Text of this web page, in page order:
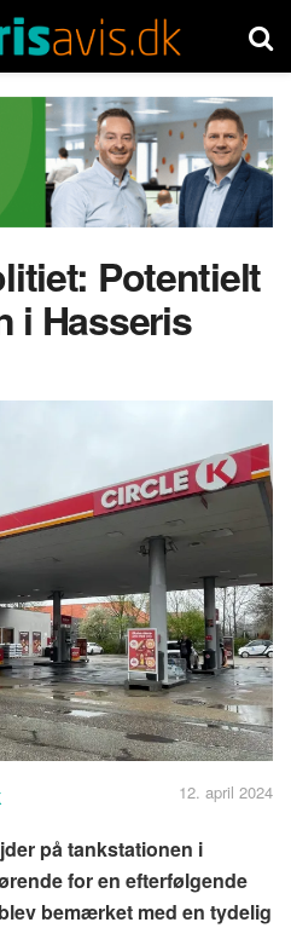
Potentielt
i Hasseris
12. april 2024
på tankstationen i
for en efterfølgende
bemærket med en tydelig